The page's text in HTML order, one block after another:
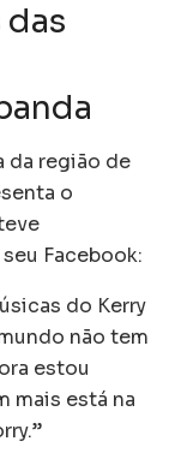
da região de
o
Facebook:
do Kerry
não tem
estou
mais está na